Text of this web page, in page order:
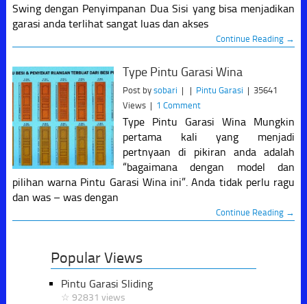
Swing dengan Penyimpanan Dua Sisi yang bisa menjadikan
garasi anda terlihat sangat luas dan akses
Continue Reading →
Type Pintu Garasi Wina
Post by sobari | | Pintu Garasi | 35641
Views | 1 Comment
Type Pintu Garasi Wina Mungkin
pertama kali yang menjadi
pertnyaan di pikiran anda adalah
“bagaimana dengan model dan
pilihan warna Pintu Garasi Wina ini”. Anda tidak perlu ragu
dan was – was dengan
Continue Reading →
Popular Views
Pintu Garasi Sliding
☆ 92831 views